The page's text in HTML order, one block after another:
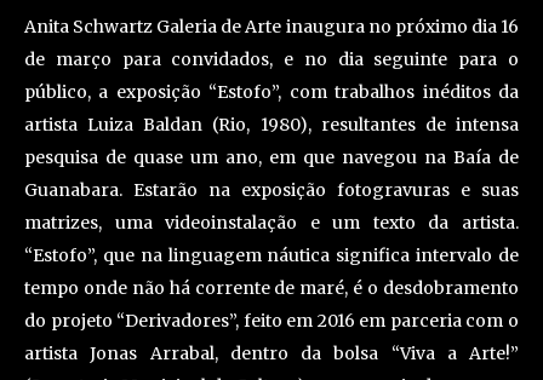
Anita Schwartz Galeria de Arte inaugura no próximo dia 16
de março para convidados, e no dia seguinte para o
público, a exposição “Estofo”, com trabalhos inéditos da
artista Luiza Baldan (Rio, 1980), resultantes de intensa
pesquisa de quase um ano, em que navegou na Baía de
Guanabara. Estarão na exposição fotogravuras e suas
matrizes, uma videoinstalação e um texto da artista.
“Estofo”, que na linguagem náutica significa intervalo de
tempo onde não há corrente de maré, é o desdobramento
do projeto “Derivadores”, feito em 2016 em parceria com o
artista Jonas Arrabal, dentro da bolsa “Viva a Arte!”